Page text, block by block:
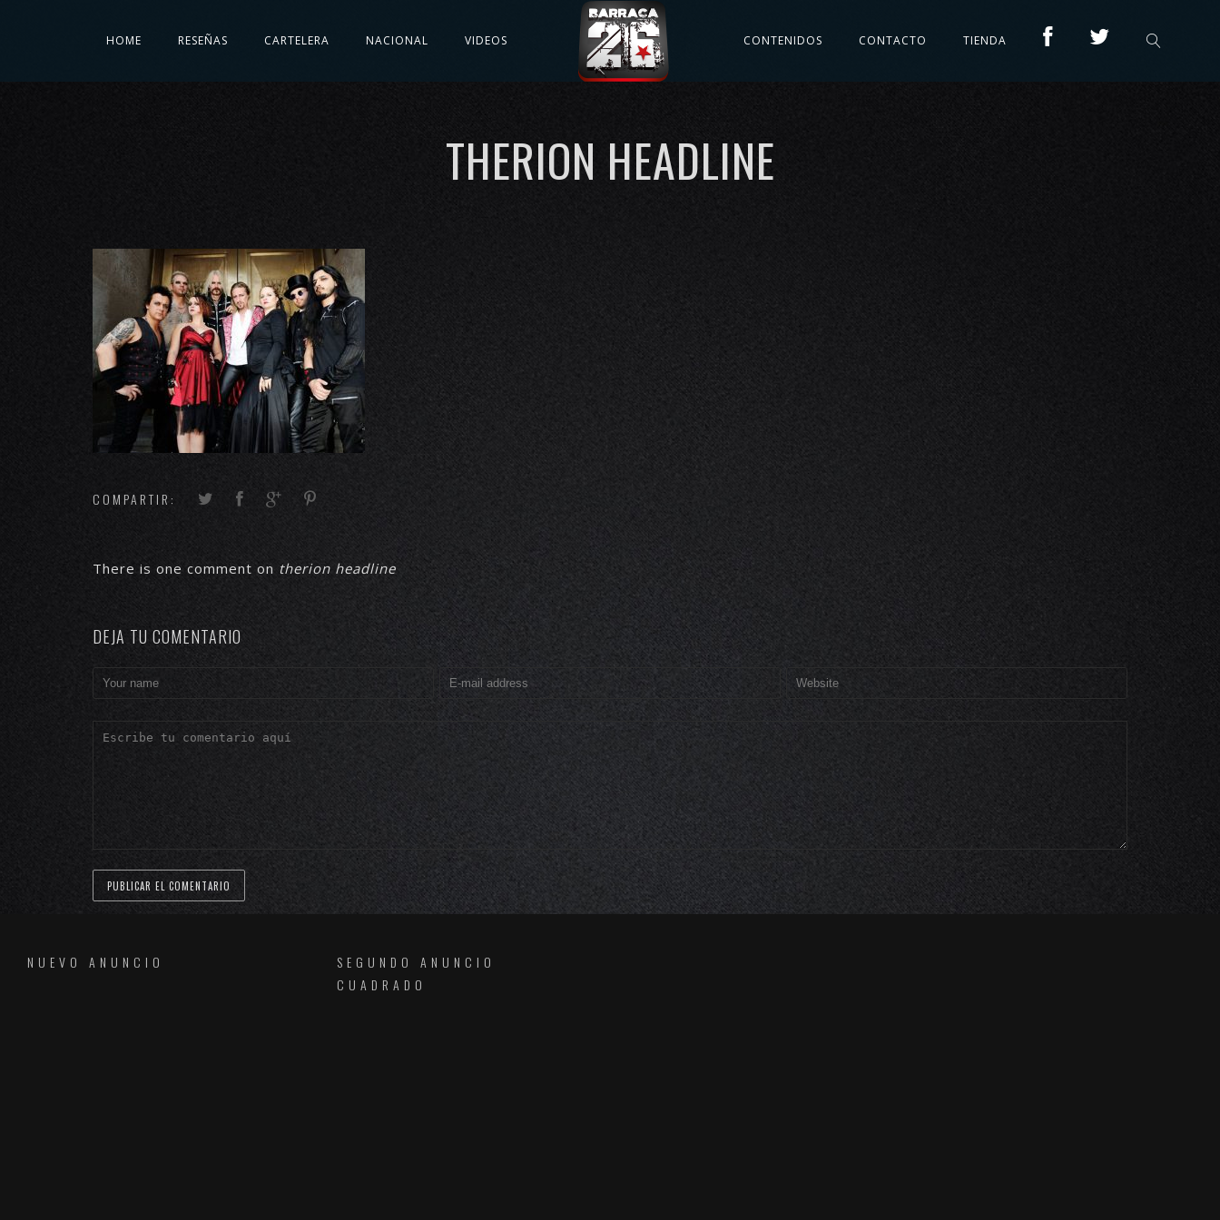
HOME RESEÑAS CARTELERA NACIONAL VIDEOS CONTENIDOS CONTACTO TIENDA
THERION HEADLINE
COMPARTIR:
There is one comment on therion headline
DEJA TU COMENTARIO
NUEVO ANUNCIO
SEGUNDO ANUNCIO
CUADRADO